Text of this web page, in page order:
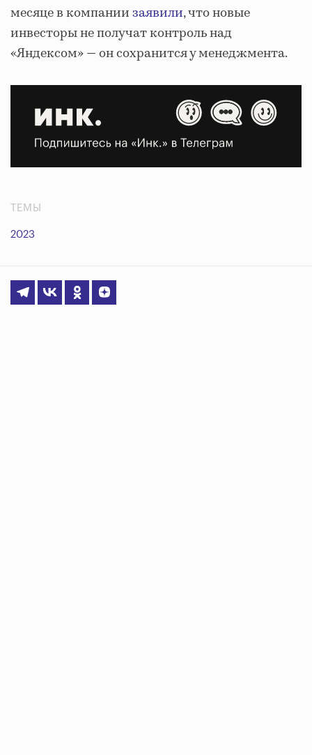
месяце в компаниизаявили, что новые
инвесторы не получат контроль над
«Яндексом» — он сохранится у менеджмента.
ТЕМЫ
2023